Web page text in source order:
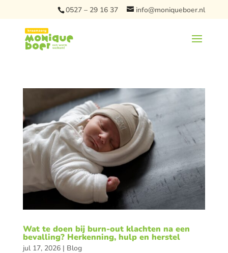
0527 – 29 16 37 info@moniqueboer.nl
Wat te doen bij burn-out klachten na een
bevalling? Herkenning, hulp en herstel
jul 17, 2026| Blog